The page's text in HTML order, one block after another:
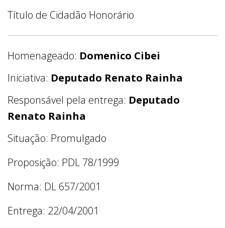
Título de Cidadão Honorário
Homenageado: Domenico Cibei
Iniciativa: Deputado Renato Rainha
Responsável pela entrega: Deputado
Renato Rainha
Situação: Promulgado
Proposição: PDL 78/1999
Norma: DL 657/2001
Entrega: 22/04/2001